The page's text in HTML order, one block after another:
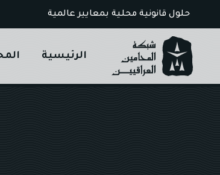
to
content
حلول قانونية محلية بمعايير عالمية
الرئيسية